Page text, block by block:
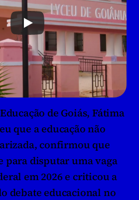
de Goiás, Fátima
que a educação não
confirmou que
para disputar uma vaga
em 2026 e criticou a
debate educacional no